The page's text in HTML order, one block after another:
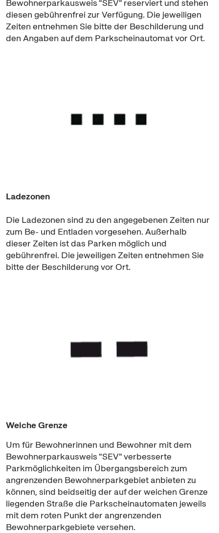
Bewohnerparkausweis "SEV" reserviert und stehen
diesen gebührenfrei zur Verfügung. Die jeweiligen
Zeiten entnehmen Sie bitte der Beschilderung und
den Angaben auf dem Parkscheinautomat vor Ort.
Ladezonen
Die Ladezonen sind zu den angegebenen Zeiten nur
zum Be- und Entladen vorgesehen. Außerhalb
dieser Zeiten ist das Parken möglich und
gebührenfrei. Die jeweiligen Zeiten entnehmen Sie
bitte der Beschilderung vor Ort.
Weiche Grenze
Um für Bewohnerinnen und Bewohner mit dem
Bewohnerparkausweis "SEV" verbesserte
Parkmöglichkeiten im Übergangsbereich zum
angrenzenden Bewohnerparkgebiet anbieten zu
können, sind beidseitig der auf der weichen Grenze
liegenden Straße die Parkscheinautomaten jeweils
mit dem roten Punkt der angrenzenden
Bewohnerparkgebiete versehen.